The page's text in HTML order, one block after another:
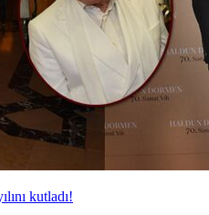
kutladı!